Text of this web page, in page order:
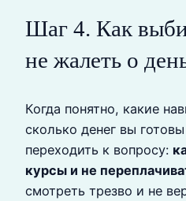
Шаг 4. Как
не жалеть о
Когда понятно, какие
сколько денег вы
переходить к вопросу:
курсы и не
смотреть трезво и не